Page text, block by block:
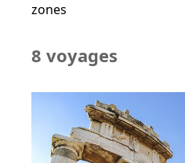
zones
8 voyages